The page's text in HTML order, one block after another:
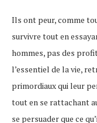
Ils ont peur, comme
survivre tout en
hommes, pas des
l’essentiel de la vie,
primordiaux qui leur
tout en se rattachant
se persuader que ce